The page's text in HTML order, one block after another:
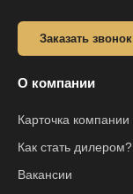
Заказать звонок
О компании
Карточка компании
Как стать дилером?
Вакансии